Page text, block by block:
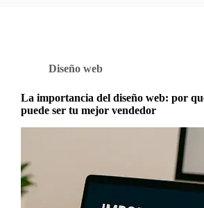
Diseño web
La importancia del diseño web: por
puede ser tu mejor vendedor